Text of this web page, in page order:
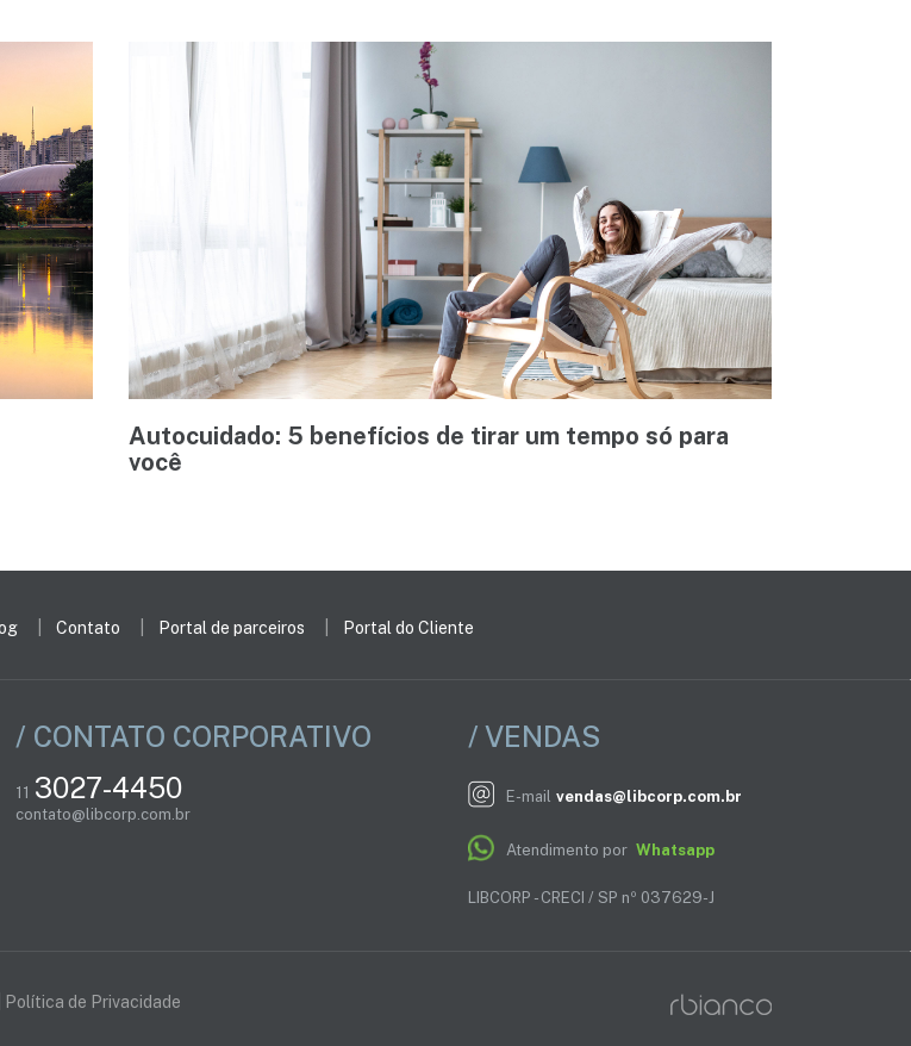
Autocuidado: 5 benefícios de tirar um tempo só para
você
Contato Portal de parceiros Portal do Cliente
/ CONTATO CORPORATIVO
11 3027-4450
contato@libcorp.com.br
/ VENDAS
E-mail vendas@libcorp.com.br
Atendimento por Whatsapp
LIBCORP - CRECI / SP nº 037629-J
Política de Privacidade